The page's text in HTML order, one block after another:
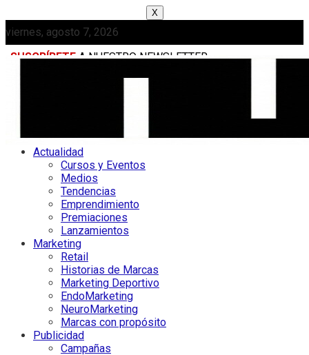
X
viernes, agosto 7, 2026
SUSCRÍBETE A NUESTRO NEWSLETTER
Actualidad
Cursos y Eventos
Medios
Tendencias
Emprendimiento
Premiaciones
Lanzamientos
Marketing
Retail
Historias de Marcas
Marketing Deportivo
EndoMarketing
NeuroMarketing
Marcas con propósito
Publicidad
Campañas